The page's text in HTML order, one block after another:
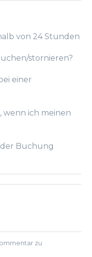
von 24 Stunden
stornieren?
einer
wenn ich meinen
der Buchung
zu